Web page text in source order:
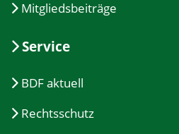
Mitgliedsbeiträge
Service
BDF aktuell
Rechtsschutz